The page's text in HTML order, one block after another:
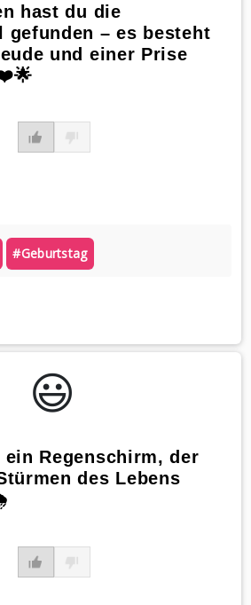
hast du die
gefunden – es besteht
und einer Prise
#geburtstag
😃️
Regenschirm, der
des Lebens